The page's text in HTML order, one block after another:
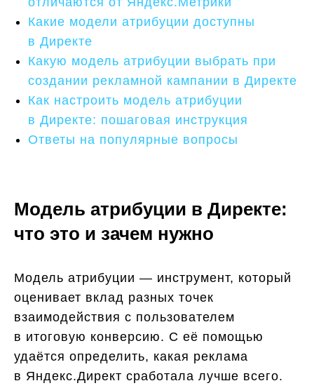
Какие модели атрибуции доступны
в Директе
Какую модель атрибуции выбрать при
создании рекламной кампании в Директе
Как настроить модель атрибуции
в Директе: пошаговая инструкция
Ответы на популярные вопросы
Модель атрибуции в Директе:
что это и зачем нужно
Модель атрибуции — инструмент, который
оценивает вклад разных точек
взаимодействия с пользователем
в итоговую конверсию. С её помощью
удаётся определить, какая реклама
в Яндекс.Директ сработала лучше всего.